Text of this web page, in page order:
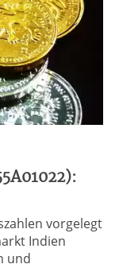
vorgelegt
Indien
und